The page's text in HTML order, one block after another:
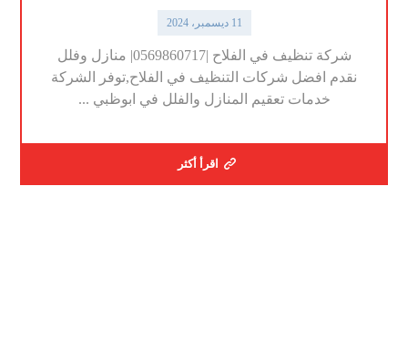
11 ديسمبر، 2024
شركة تنظيف في الفلاح |0569860717| منازل وفلل
نقدم افضل شركات التنظيف في الفلاح,توفر الشركة
خدمات تعقيم المنازل والفلل في ابوظبي ...
اقرأ أكثر